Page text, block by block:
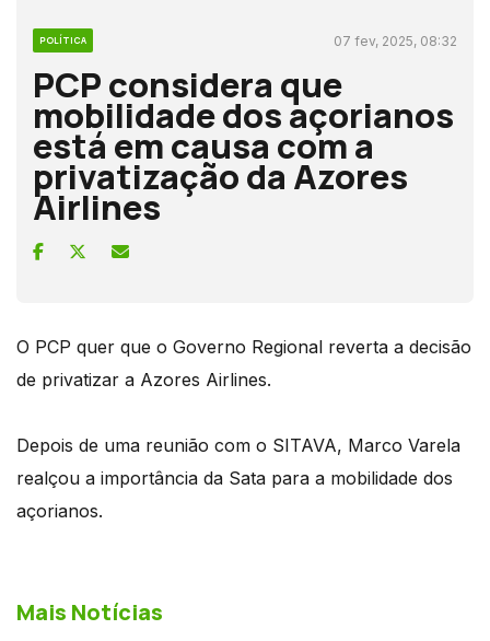
POLÍTICA 07 fev, 2025, 08:32
PCP considera que
mobilidade dos açorianos
está em causa com a
privatização da Azores
Airlines
O PCP quer que o Governo Regional reverta a decisão
de privatizar a Azores Airlines.
Depois de uma reunião com o SITAVA, Marco Varela
realçou a importância da Sata para a mobilidade dos
açorianos.
Mais Notícias